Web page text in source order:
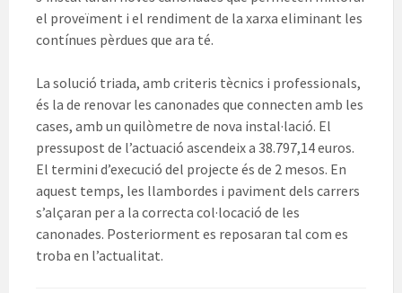
el proveïment i el rendiment de la xarxa eliminant les
contínues pèrdues que ara té.
La solució triada, amb criteris tècnics i professionals,
és la de renovar les canonades que connecten amb les
cases, amb un quilòmetre de nova instal·lació. El
pressupost de l’actuació ascendeix a 38.797,14 euros.
El termini d’execució del projecte és de 2 mesos. En
aquest temps, les llambordes i paviment dels carrers
s’alçaran per a la correcta col·locació de les
canonades. Posteriorment es reposaran tal com es
troba en l’actualitat.